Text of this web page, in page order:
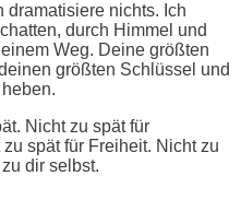
dramatisiere nichts. Ich
durch Himmel und
Weg. Deine größten
größten Schlüssel und
Nicht zu spät für
spät für Freiheit. Nicht zu
dir selbst.